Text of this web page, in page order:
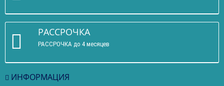
РАССРОЧКА
РАССРОЧКА до 4 месяцев
ИНФОРМАЦИЯ